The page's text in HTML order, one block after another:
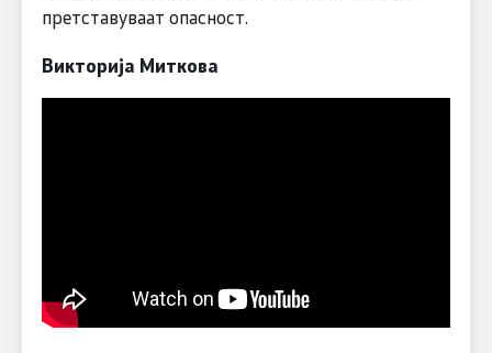
претставуваат опасност.
Викторија Миткова